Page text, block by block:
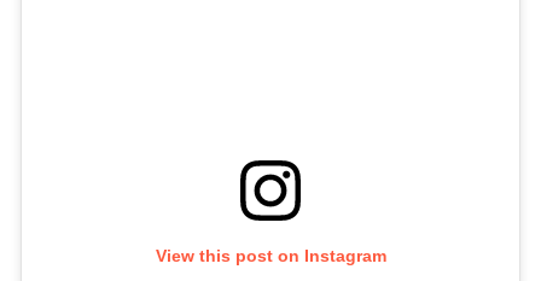
View this post on Instagram